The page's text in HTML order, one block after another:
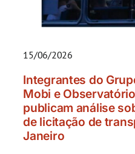
15/06/2026
Integrantes do
Mobi e
publicam análise
de licitação de
Janeiro